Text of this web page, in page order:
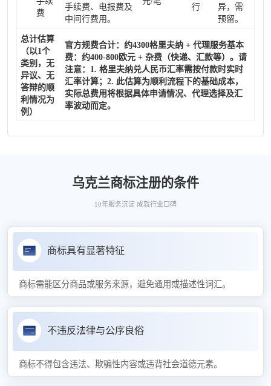
费
手续费、电报费及
中间行费用。
行
异，需
预留。
总计估算
（以1个
类别，无
异议、无
答辩的顺
利情况为
例）
官方规费合计：约4300格里夫纳 + 代理服务基本
费：约400-800欧元 + 杂费（快递、汇款等）。请
注意：1. 格里夫纳兑人民币汇率需按付款时实时
汇率计算；2. 此估算为顺利流程下的基础成本，
实际总费用将根据具体申请情况、代理选择及汇
率波动而定。
乌克兰商标注册的条件
10年服务沉淀 成就行业口碑
商标具有显著特征
商标需能区分商品或服务来源，避免通用或描述性词汇。
不违反法律与公序良俗
商标不得包含违法、欺骗性内容或违背社会道德元素。